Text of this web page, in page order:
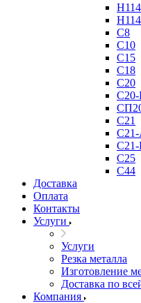
С8
С10
С15
С18
С20
С20-
С21
С25
С44
Доставка
Оплата
Контакты
Услуги
Услуги
Резка металла
Изготовление
Доставка по
Компания